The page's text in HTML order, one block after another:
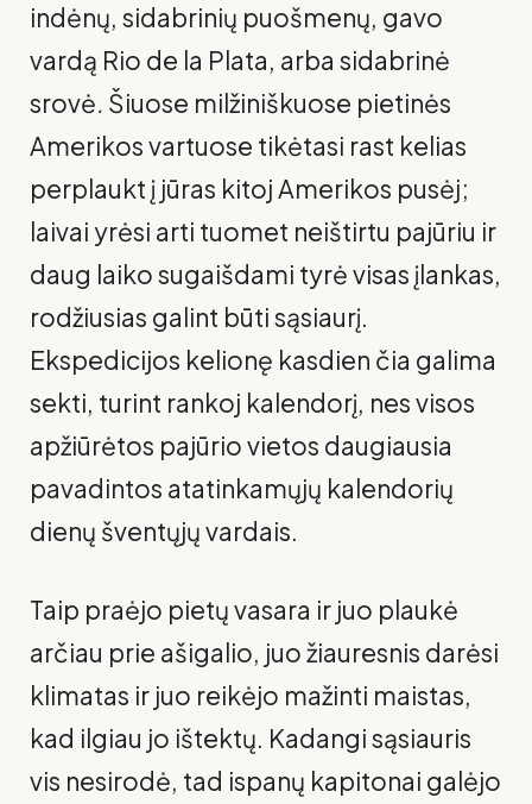
indėnų, sidabrinių puošmenų, gavo
vardą Rio de la Plata, arba sidabrinė
srovė. Šiuose milžiniškuose pietinės
Amerikos vartuose tikėtasi rast kelias
perplaukt į jūras kitoj Amerikos pusėj;
laivai yrėsi arti tuomet neištirtu pajūriu ir
daug laiko sugaišdami tyrė visas įlankas,
rodžiusias galint būti sąsiaurį.
Ekspedicijos kelionę kasdien čia galima
sekti, turint rankoj kalendorį, nes visos
apžiūrė­tos pajūrio vietos daugiausia
pavadintos atatinkamųjų kalendorių
dienų šventųjų vardais.
Taip praėjo pietų vasara ir juo plaukė
arčiau prie ašigalio, juo žiau­resnis darėsi
klimatas ir juo reikėjo mažinti maistas,
kad ilgiau jo ištektų. Kadangi sąsiauris
vis nesirodė, tad ispanų kapitonai galėjo